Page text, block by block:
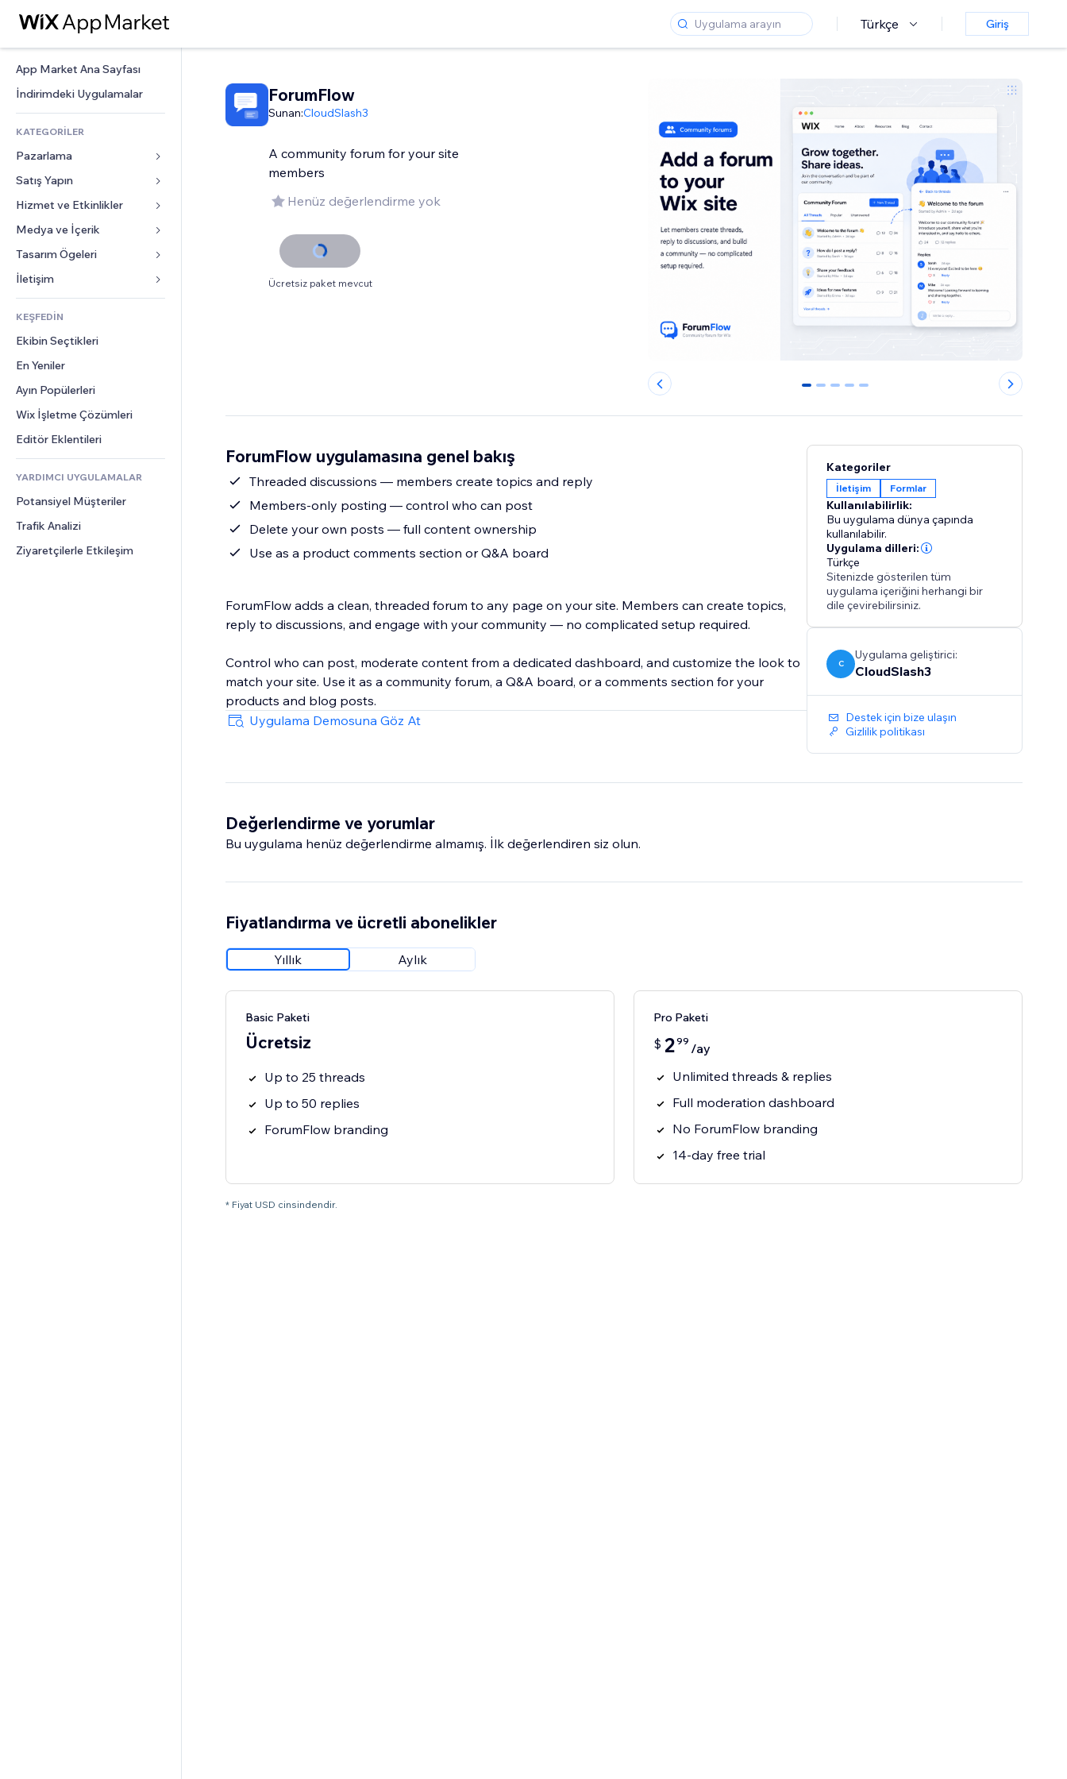
Türkçe Giriş
App Market Ana Sayfası
İndirimdeki Uygulamalar
KATEGORİLER
Pazarlama
Reklamlar
Mobil
Site Analizleri
Sosyal Ağ
Site Listeleri
E-posta
Satış Yapın
Mağazalar için uygulamalar
Gönderim ve Teslimat
Satış Düğmeleri
Muhasebe
Kuponlar ve Müşteri Sadakati
Depolama Çözümleri
Hizmet ve Etkinlikler
Oteller
Etkinlikler
Restoranlar
Emlak
Randevular
Medya ve İçerik
Galeri
Müzik
Podcast
Fotoğrafçılık
Video
PDF
Dosya Paylaşımı
Haberler
Tasarım Ögeleri
Haritalar ve Navigasyon
Gizlilik ve Güvenlik
Saat
Sayfa Şablonları
Görüntü Efektleri
Düğmeler ve Menüler
Afişler ve Rozetler
Hesap Makineleri
Arama
Hava Durumu
Grafik ve Tablolar
Formlar
Blog
Anketler
Sohbet
Yorumlar
Telefon
Topluluk
Değerlendirmeler ve Müşteri
KEŞFEDİN
Ekibin Seçtikleri
En Yeniler
Ayın Popülerleri
Wix İşletme Çözümleri
Editör Eklentileri
YARDIMCI UYGULAMALAR
Potansiyel Müşteriler
Trafik Analizi
Ziyaretçilerle Etkileşim
ForumFlow
Sunan:CloudSlash3
A community forum for your site
members
Henüz değerlendirme yok
Ücretsiz paket mevcut
0 1 2 3 4
ForumFlow uygulamasına genel bakış
Threaded discussions — members create topics and reply
Members-only posting — control who can post
Delete your own posts — full content ownership
Use as a product comments section or Q&A board
ForumFlow adds a clean, threaded forum to any page on your site. Members can create topics,
reply to discussions, and engage with your community — no complicated setup required.
Control who can post, moderate content from a dedicated dashboard, and customize the look to
match your site. Use it as a community forum, a Q&A board, or a comments section for your
products and blog posts.
Uygulama Demosuna Göz At
Kategoriler
İletişim Formlar
Kullanılabilirlik:
Bu uygulama dünya çapında
kullanılabilir.
Uygulama dilleri:
Türkçe
Sitenizde gösterilen tüm
uygulama içeriğini herhangi bir
dile çevirebilirsiniz.
C
Uygulama geliştirici:
CloudSlash3
Destek için bize ulaşın
Gizlilik politikası
Değerlendirme ve yorumlar
Bu uygulama henüz değerlendirme almamış. İlk değerlendiren siz olun.
Fiyatlandırma ve ücretli abonelikler
Yıllık Aylık
Basic Paketi
Ücretsiz
Up to 25 threads
Up to 50 replies
ForumFlow branding
Pro Paketi
$ 299 /ay
Unlimited threads & replies
Full moderation dashboard
No ForumFlow branding
14-day free trial
* Fiyat USD cinsindendir.